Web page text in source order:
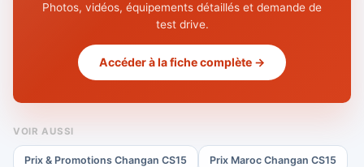
Photos, vidéos, équipements détaillés et demande de
test drive.
Accéder à la fiche complète →
VOIR AUSSI
Prix & Promotions Changan CS15 Prix Maroc Changan CS15